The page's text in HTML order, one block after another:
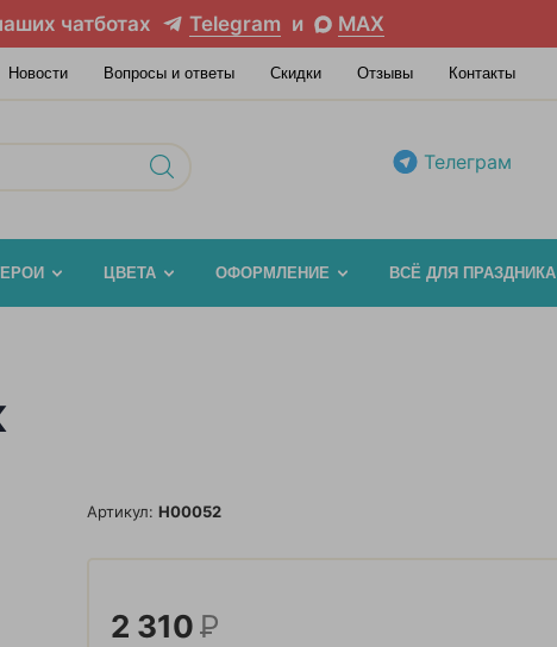
чатботах Telegram и MAX
Новости Вопросы и ответы Скидки Отзывы Контакты
Телеграм
ЦВЕТА ОФОРМЛЕНИЕ ВСЁ ДЛЯ ПРАЗДНИКА
Артикул: H00052
2 310Р